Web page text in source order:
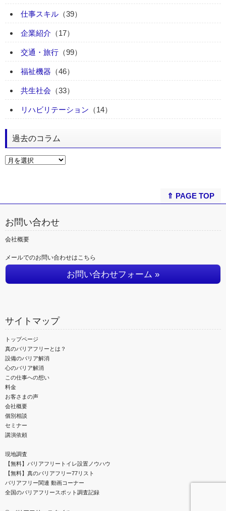
仕事スキル （39）
企業紹介 （17）
交通・旅行 （99）
福祉機器 （46）
共生社会 （33）
リハビリテーション （14）
過去のコラム
⇑ PAGE TOP
お問い合わせ
会社概要
メールでのお問い合わせはこちら
お問い合わせフォーム »
サイトマップ
トップページ
真のバリアフリーとは？
設備のバリア解消
心のバリア解消
この仕事への想い
料金
お客さまの声
会社概要
個別相談
セミナー
講演依頼
現地調査
【無料】バリアフリートイレ設置ノウハウ
【無料】真のバリアフリー77リスト
バリアフリー関連 動画コーナー
全国のバリアフリースポット調査記録